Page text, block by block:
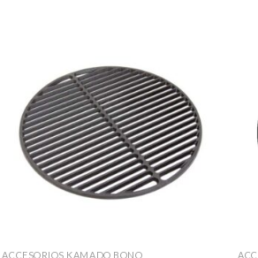
ACCESORIOS KAMADO BONO